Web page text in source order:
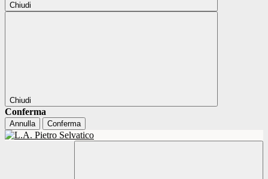
Chiudi
Chiudi
Conferma
Annulla Conferma